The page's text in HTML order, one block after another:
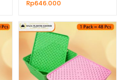
Rp646.000